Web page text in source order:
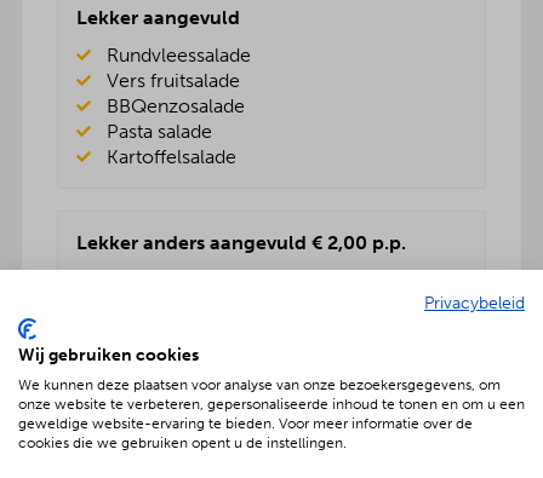
Lekker aangevuld
Rundvleessalade
Vers fruitsalade
BBQenzosalade
Pasta salade
Kartoffelsalade
Lekker anders aangevuld € 2,00 p.p.
Pasta salade
Kartoffelsalade
Rauwkost salade
Griekse salade
Privacybeleid
Wij gebruiken cookies
We kunnen deze plaatsen voor analyse van onze bezoekersgegevens, om
onze website te verbeteren, gepersonaliseerde inhoud te tonen en om u een
geweldige website-ervaring te bieden. Voor meer informatie over de
cookies die we gebruiken opent u de instellingen.